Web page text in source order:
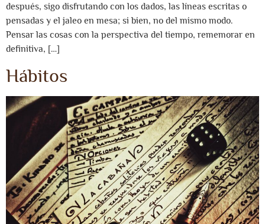
después, sigo disfrutando con los dados, las líneas escritas o
pensadas y el jaleo en mesa; si bien, no del mismo modo.
Pensar las cosas con la perspectiva del tiempo, rememorar en
definitiva, […]
Hábitos